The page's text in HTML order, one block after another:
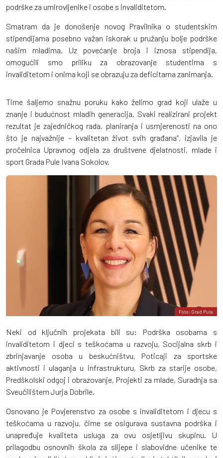
podrške za umirovljenike i osobe s invaliditetom.
Smatram da je donošenje novog Pravilnika o studentskim
stipendijama posebno važan iskorak u pružanju bolje podrške
našim mladima. Uz povećanje broja i iznosa stipendija,
omogućili smo priliku za obrazovanje studentima s
invaliditetom i onima koji se obrazuju za deficitarna zanimanja.
Time šaljemo snažnu poruku kako želimo grad koji ulaže u
znanje i budućnost mladih generacija. Svaki realizirani projekt
rezultat je zajedničkog rada, planiranja i usmjerenosti na ono
što je najvažnije – kvalitetan život svih građana“, izjavila je
pročelnica Upravnog odjela za društvene djelatnosti, mlade i
sport Grada Pule Ivana Sokolov.
Foto: Grad Pula
Neki od ključnih projekata bili su: Podrška osobama s
invaliditetom i djeci s teškoćama u razvoju, Socijalna skrb i
zbrinjavanje osoba u beskućništvu, Poticaji za sportske
aktivnosti i ulaganja u infrastrukturu, Skrb za starije osobe,
Predškolski odgoj i obrazovanje, Projekti za mlade, Suradnja sa
Sveučilištem Jurja Dobrile.
Osnovano je Povjerenstvo za osobe s invaliditetom i djecu s
teškoćama u razvoju, čime se osigurava sustavna podrška i
unapređuje kvaliteta usluga za ovu osjetljivu skupinu. U
prilagodbu osnovnih škola za slijepe i slabovidne učenike te